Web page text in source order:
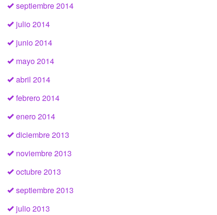
septiembre 2014
julio 2014
junio 2014
mayo 2014
abril 2014
febrero 2014
enero 2014
diciembre 2013
noviembre 2013
octubre 2013
septiembre 2013
julio 2013